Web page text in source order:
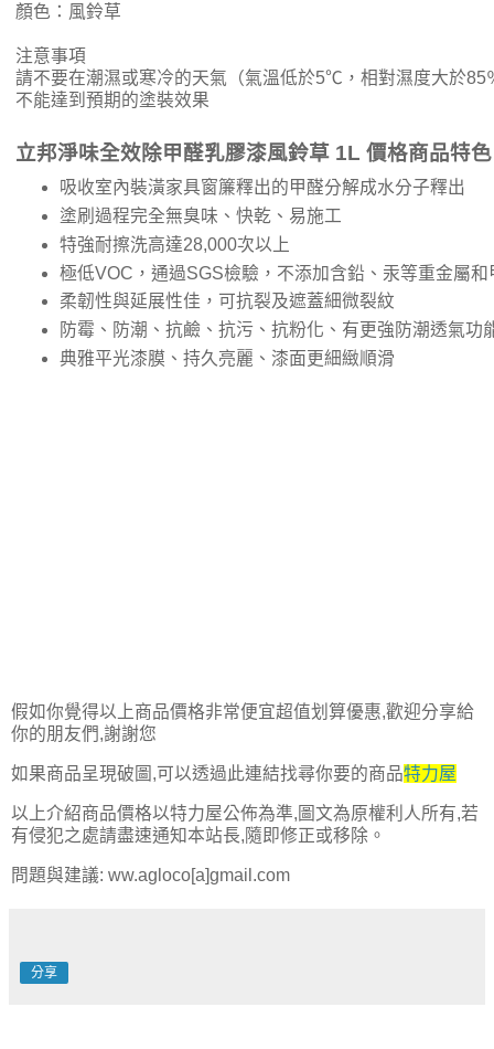
顏色：風鈴草
注意事項
請不要在潮濕或寒冷的天氣（氣溫低於5℃，相對濕度大於85
不能達到預期的塗裝效果
立邦淨味全效除甲醛乳膠漆風鈴草 1L 價格商品特色
吸收室內裝潢家具窗簾釋出的甲醛分解成水分子釋出
塗刷過程完全無臭味、快乾、易施工
特強耐擦洗高達28,000次以上
極低VOC，通過SGS檢驗，不添加含鉛、汞等重金屬和
柔韌性與延展性佳，可抗裂及遮蓋細微裂紋
防霉、防潮、抗鹼、抗污、抗粉化、有更強防潮透氣功
典雅平光漆膜、持久亮麗、漆面更細緻順滑
假如你覺得以上商品價格非常便宜超值划算優惠,歡迎分享給
你的朋友們,謝謝您
如果商品呈現破圖,可以透過此連結找尋你要的商品特力屋
以上介紹商品價格以特力屋公佈為準,圖文為原權利人所有,若
有侵犯之處請盡速通知本站長,隨即修正或移除。
問題與建議: ww.agloco[a]gmail.com
分享